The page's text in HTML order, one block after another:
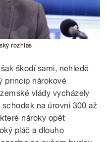
rozhlas
škodí sami, nehledě
princip nárokové
vlády vycházely
na úrovni 300 až
nároky opět
pláč a dlouho